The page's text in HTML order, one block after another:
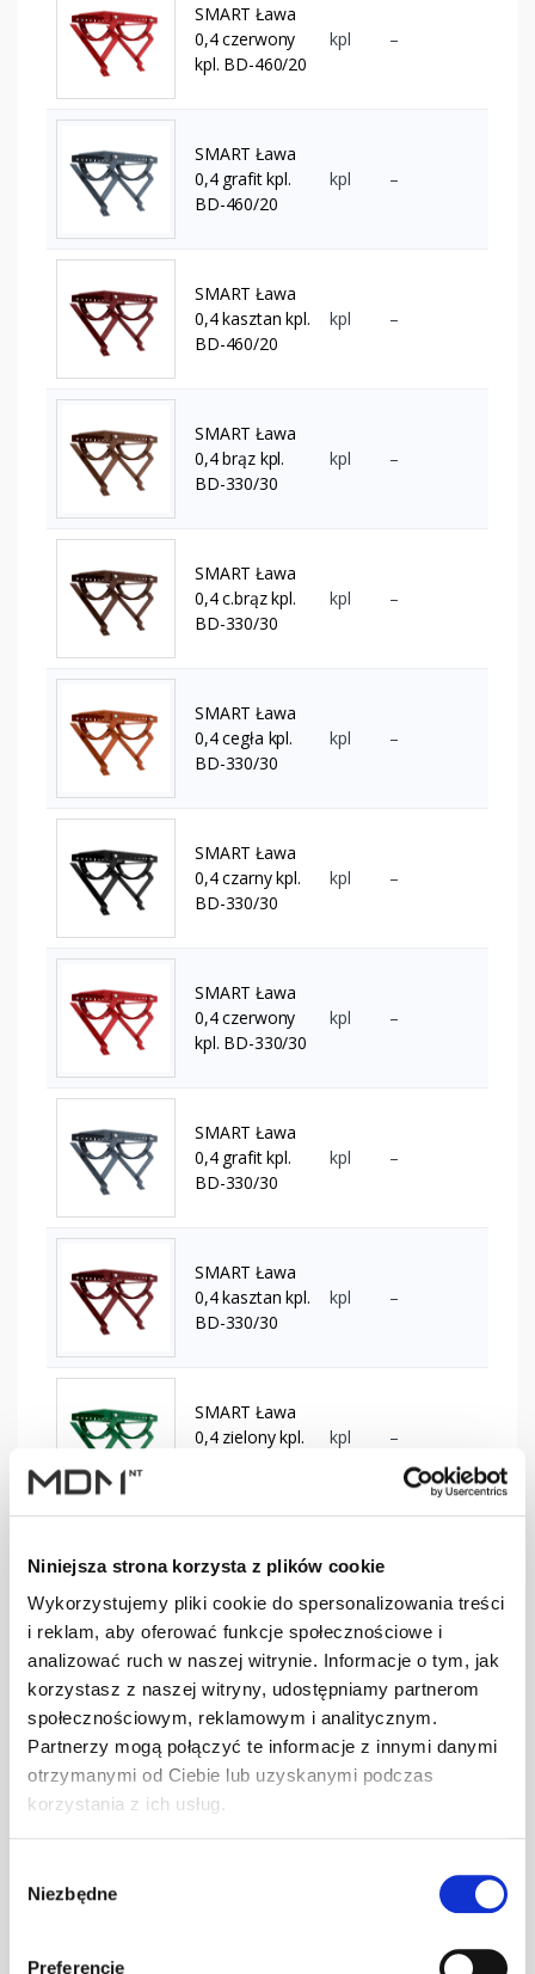
Niniejsza strona korzysta z plików cookie
Wykorzystujemy pliki cookie do spersonalizowania treści
i reklam, aby oferować funkcje społecznościowe i
analizować ruch w naszej witrynie. Informacje o tym, jak
korzystasz z naszej witryny, udostępniamy partnerom
społecznościowym, reklamowym i analitycznym.
Partnerzy mogą połączyć te informacje z innymi danymi
otrzymanymi od Ciebie lub uzyskanymi podczas
korzystania z ich usług.
zgody
Niezbędne
Preferencje
SMART Ława
0,4 czerwony
kpl. BD-460/20
kpl –
SMART Ława
0,4 grafit kpl.
BD-460/20
kpl –
SMART Ława
0,4 kasztan kpl.
BD-460/20
kpl –
SMART Ława
0,4 brąz kpl.
BD-330/30
kpl –
SMART Ława
0,4 c.brąz kpl.
BD-330/30
kpl –
SMART Ława
0,4 cegła kpl.
BD-330/30
kpl –
SMART Ława
0,4 czarny kpl.
BD-330/30
kpl –
SMART Ława
0,4 czerwony
kpl. BD-330/30
kpl –
SMART Ława
0,4 grafit kpl.
BD-330/30
kpl –
SMART Ława
0,4 kasztan kpl.
BD-330/30
kpl –
SMART Ława
0,4 zielony kpl.
kpl –
0,4 brąz kpl.
BD-350/30
kpl
SMART Ława
0,4 c.brąz kpl.
BD-350/30
kpl –